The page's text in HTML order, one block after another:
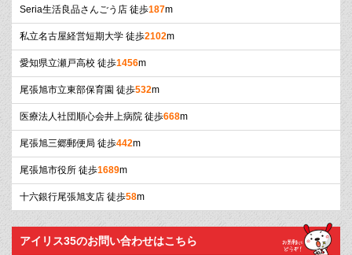
Seria生活良品さんごう店 徒歩187m
私立名古屋経営短期大学 徒歩2102m
愛知県立瀬戸高校 徒歩1456m
尾張旭市立東部保育園 徒歩532m
医療法人社団順心会井上病院 徒歩668m
尾張旭三郷郵便局 徒歩442m
尾張旭市役所 徒歩1689m
十六銀行尾張旭支店 徒歩58m
アイリス35のお問い合わせはこちら